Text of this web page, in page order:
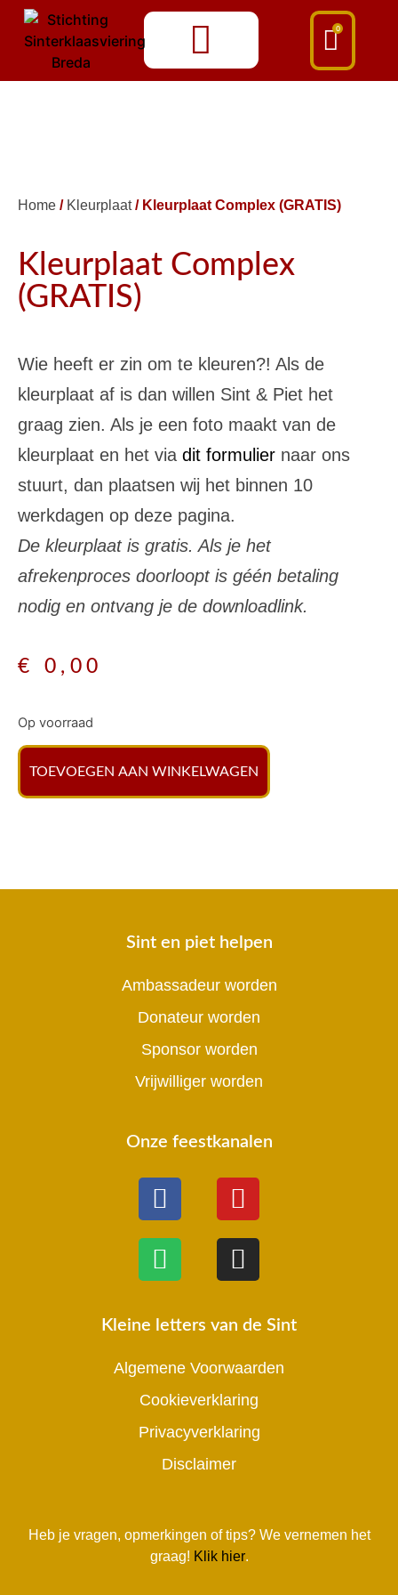
0
Home / Kleurplaat/ Kleurplaat Complex (GRATIS)
Kleurplaat Complex
(GRATIS)
Wie heeft er zin om te kleuren?! Als de
kleurplaat af is dan willen Sint & Piet het
graag zien. Als je een foto maakt van de
kleurplaat en het via dit formulier naar ons
stuurt, dan plaatsen wij het binnen 10
werkdagen op deze pagina.
De kleurplaat is gratis. Als je het
afrekenproces doorloopt is géén betaling
nodig en ontvang je de downloadlink.
€ 0,00
Op voorraad
TOEVOEGEN AAN WINKELWAGEN
Sint en piet helpen
Ambassadeur worden
Donateur worden
Sponsor worden
Vrijwilliger worden
Onze feestkanalen
Kleine letters van de Sint
Algemene Voorwaarden
Cookieverklaring
Privacyverklaring
Disclaimer
Heb je vragen, opmerkingen of tips? We vernemen het
graag! Klik hier.